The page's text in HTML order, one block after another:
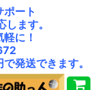
ポート
ます。
に！
発送できます。